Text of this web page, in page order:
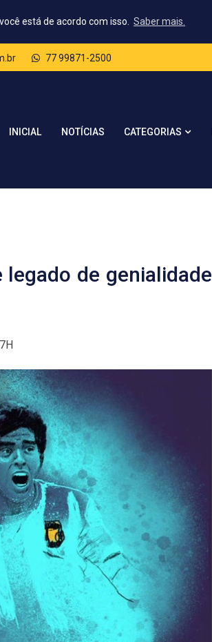
está de acordo com isso. Saber mais.
77 99871-2500
INICIAL NOTÍCIAS CATEGORIAS
de genialidade